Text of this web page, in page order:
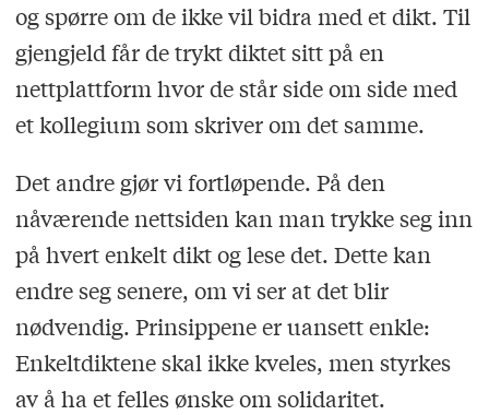
og spørre om de ikke vil bidra med et dikt. Til
gjengjeld får de trykt diktet sitt på en
nettplattform hvor de står side om side med
et kollegium som skriver om det samme.
Det andre gjør vi fortløpende. På den
nåværende nettsiden kan man trykke seg inn
på hvert enkelt dikt og lese det. Dette kan
endre seg senere, om vi ser at det blir
nødvendig. Prinsippene er uansett enkle:
Enkeltdiktene skal ikke kveles, men styrkes
av å ha et felles ønske om solidaritet.